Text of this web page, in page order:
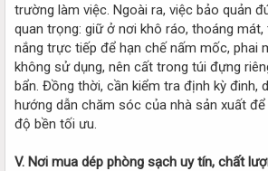
trường làm việc. Ngoài ra, việc bảo quản
quan trọng: giữ ở nơi khô ráo, thoáng
nắng trực tiếp để hạn chế nấm mốc, phai
không sử dụng, nên cất trong túi đựng
bẩn. Đồng thời, cần kiểm tra định kỳ đinh,
hướng dẫn chăm sóc của nhà sản xuất
độ bền tối ưu.
V. Nơi mua dép phòng sạch uy tín, chất